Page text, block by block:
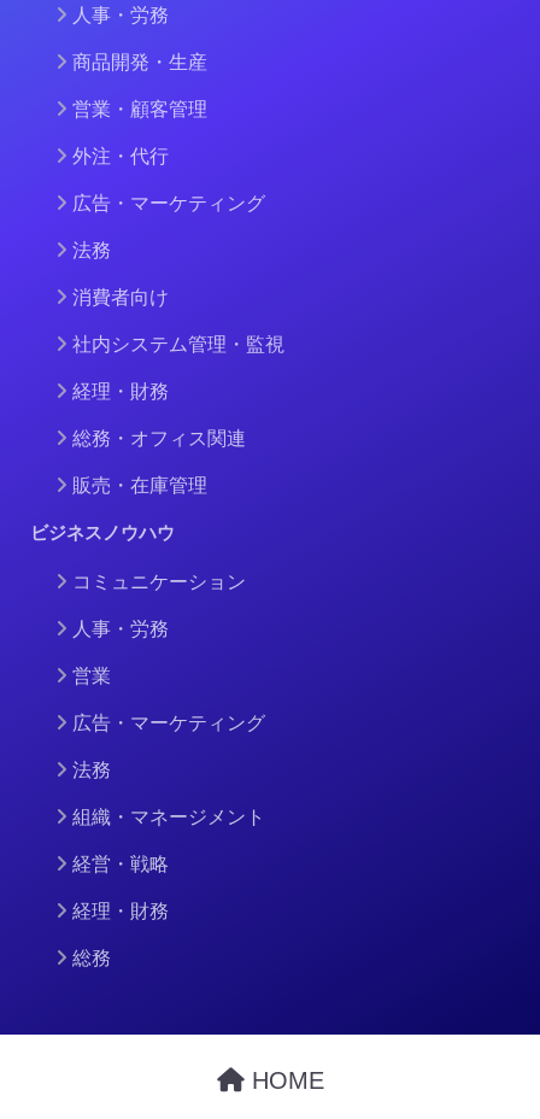
人事・労務
商品開発・生産
営業・顧客管理
外注・代行
広告・マーケティング
法務
消費者向け
社内システム管理・監視
経理・財務
総務・オフィス関連
販売・在庫管理
ビジネスノウハウ
コミュニケーション
人事・労務
営業
広告・マーケティング
法務
組織・マネージメント
経営・戦略
経理・財務
総務
HOME